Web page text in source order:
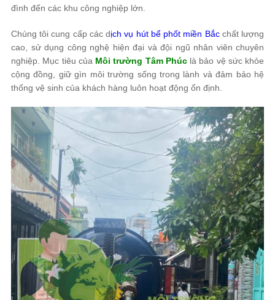
đình đến các khu công nghiệp lớn.
Chúng tôi cung cấp các dịch vụ hút bể phốt miền Bắcchất lượng
cao, sử dụng công nghệ hiện đại và đội ngũ nhân viên chuyên
nghiệp. Mục tiêu của Môi trường Tâm Phúclà bảo vệ sức khỏe
cộng đồng, giữ gìn môi trường sống trong lành và đảm bảo hệ
thống vệ sinh của khách hàng luôn hoạt động ổn định.